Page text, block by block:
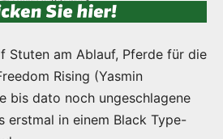
Stuten am Ablauf, Pferde für die
Rising (Yasmin
bis dato noch ungeschlagene
erstmal in einem Black Type-